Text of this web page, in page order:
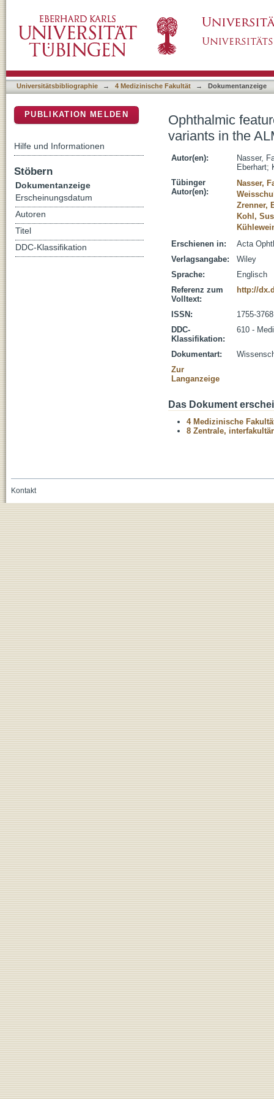
Universitätsbibliographie → 4 Medizinische Fakultät → Dokumentanzeige
Ophthalmic
variants in the
Autor(en):
Nasser,
Eberhart;
Tübinger
Autor(en):
Nasser,
Zrenner,
Kohl,
Erschienen in:
Acta
Verlagsangabe:
Wiley
Sprache:
Englisch
Referenz zum
Volltext:
http://
ISSN:
1755-3768
DDC-
Klassifikation:
610 -
Dokumentart:
Zur
Langanzeige
Das Dokument
4 Medizinische
8 Zentrale,
PUBLIKATION MELDEN
Hilfe und Informationen
Stöbern
Dokumentanzeige
Erscheinungsdatum
Autoren
Titel
DDC-Klassifikation
Kontakt